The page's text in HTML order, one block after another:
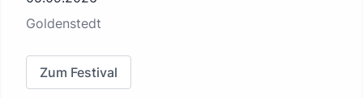
Goldenstedt
Zum Festival